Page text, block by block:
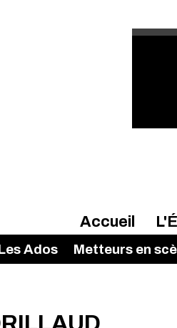
Accueil
Ados Metteurs en